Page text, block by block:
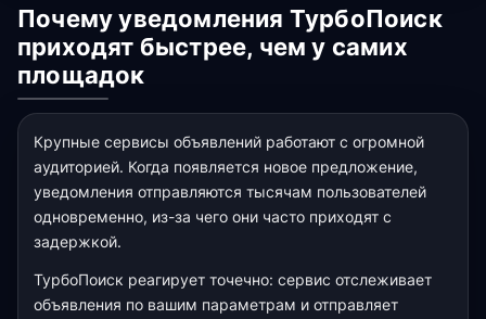
Почему уведомления ТурбоПоиск
приходят быстрее, чем у самих
площадок
Крупные сервисы объявлений работают с огромной
аудиторией. Когда появляется новое предложение,
уведомления отправляются тысячам пользователей
одновременно, из-за чего они часто приходят с
задержкой.
ТурбоПоиск реагирует точечно: сервис отслеживает
объявления по вашим параметрам и отправляет